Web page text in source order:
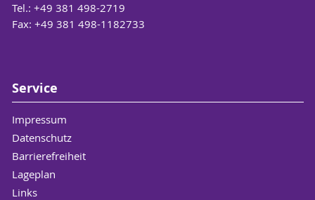
Tel.: +49 381 498-2719
Fax: +49 381 498-1182733
Service
Impressum
Datenschutz
Barrierefreiheit
Lageplan
Links